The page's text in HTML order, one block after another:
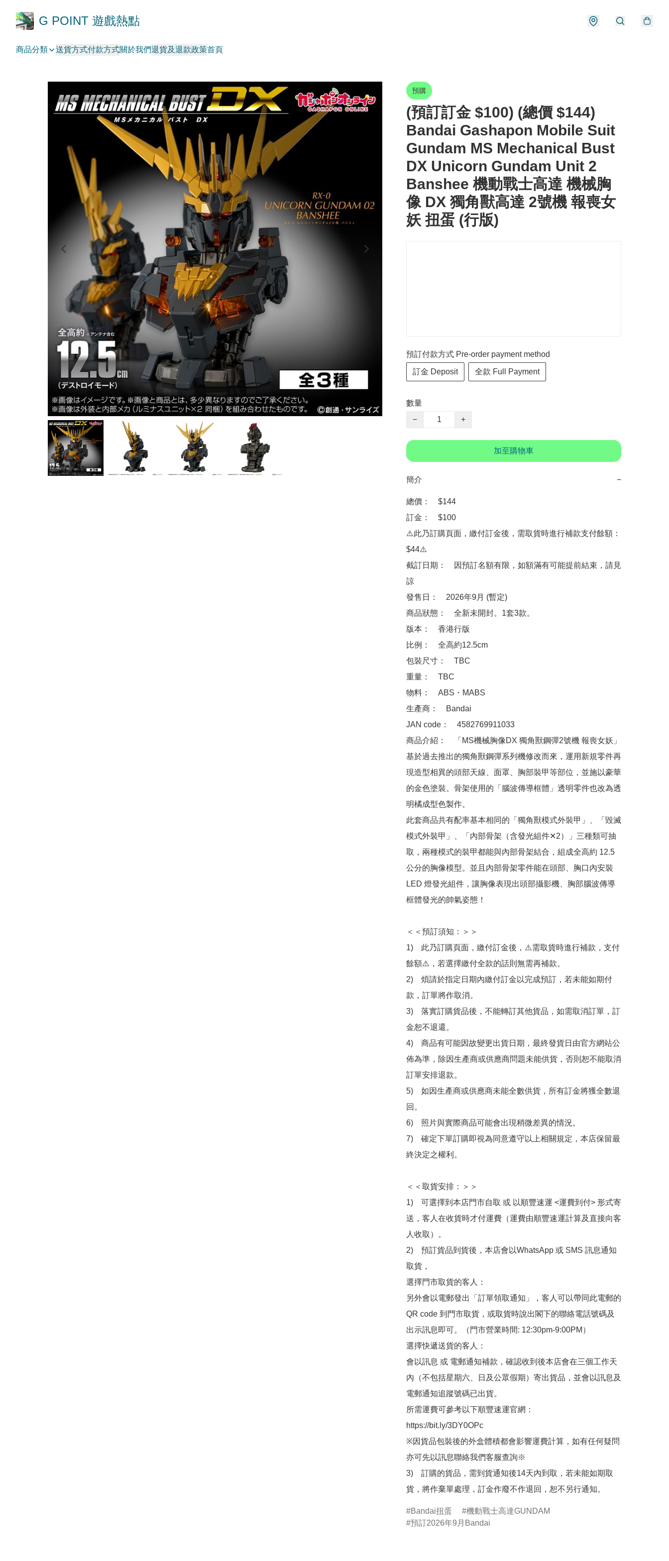
G POINT 遊戲熱點
商品分類 送貨方式付款方式關於我們退貨及退款政策首頁
預購
(預訂訂金 $100) (總價 $144)
Bandai Gashapon Mobile Suit
Gundam MS Mechanical Bust
DX Unicorn Gundam Unit 2
Banshee 機動戰士高達 機械胸
像 DX 獨角獸高達 2號機 報喪女
妖 扭蛋 (行版)
預訂付款方式 Pre-order payment method
訂金 Deposit 全款 Full Payment
數量
−
+
加至購物車
簡介 −
總價：　$144
訂金：　$100
⚠️此乃訂購頁面，繳付訂金後，需取貨時進行補款支付餘額：
$44⚠️
截訂日期：　因預訂名額有限，如額滿有可能提前結束，請見
諒
發售日：　2026年9月 (暫定)
商品狀態：　全新未開封。1套3款。
版本：　香港行版
比例：　全高約12.5cm
包裝尺寸：　TBC
重量：　TBC
物料：　ABS・MABS
生產商：　Bandai
JAN code：　4582769911033
商品介紹：　「MS機械胸像DX 獨角獸鋼彈2號機 報喪女妖」
基於過去推出的獨角獸鋼彈系列機修改而來，運用新規零件再
現造型相異的頭部天線、面罩、胸部裝甲等部位，並施以豪華
的金色塗裝。骨架使用的「腦波傳導框體」透明零件也改為透
明橘成型色製作。
此套商品共有配率基本相同的「獨角獸模式外裝甲」、「毀滅
模式外裝甲」、「內部骨架（含發光組件✕2）」三種類可抽
取，兩種模式的裝甲都能與內部骨架結合，組成全高約 12.5
公分的胸像模型。並且內部骨架零件能在頭部、胸口內安裝
LED 燈發光組件，讓胸像表現出頭部攝影機、胸部腦波傳導
框體發光的帥氣姿態！
＜＜預訂須知：＞＞
1)　此乃訂購頁面，繳付訂金後，⚠️需取貨時進行補款，支付
餘額⚠️，若選擇繳付全款的話則無需再補款。
2)　煩請於指定日期內繳付訂金以完成預訂，若未能如期付
款，訂單將作取消。
3)　落實訂購貨品後，不能轉訂其他貨品，如需取消訂單，訂
金恕不退還。
4)　商品有可能因故變更出貨日期，最終發貨日由官方網站公
佈為準，除因生產商或供應商問題未能供貨，否則恕不能取消
訂單安排退款。
5)　如因生產商或供應商未能全數供貨，所有訂金將獲全數退
回。
6)　照片與實際商品可能會出現稍微差異的情況。
7)　確定下單訂購即視為同意遵守以上相關規定，本店保留最
終決定之權利。
＜＜取貨安排：＞＞
1)　可選擇到本店門市自取 或 以順豐速運 <運費到付> 形式寄
送，客人在收貨時才付運費（運費由順豐速運計算及直接向客
人收取）。
2)　預訂貨品到貨後，本店會以WhatsApp 或 SMS 訊息通知
取貨，
選擇門市取貨的客人：
另外會以電郵發出「訂單領取通知」，客人可以帶同此電郵的
QR code 到門市取貨，或取貨時說出閣下的聯絡電話號碼及
出示訊息即可。（門市營業時間: 12:30pm-9:00PM）
選擇快遞送貨的客人：
會以訊息 或 電郵通知補款，確認收到後本店會在三個工作天
內（不包括星期六、日及公眾假期）寄出貨品，並會以訊息及
電郵通知追蹤號碼已出貨。
所需運費可參考以下順豐速運官網：
https://bit.ly/3DY0OPc
※因貨品包裝後的外盒體積都會影響運費計算，如有任何疑問
亦可先以訊息聯絡我們客服查詢※
3)　訂購的貨品，需到貨通知後14天內到取，若未能如期取
貨，將作棄單處理，訂金作廢不作退回，恕不另行通知。
Bandai扭蛋
機動戰士高達GUNDAM
預訂2026年9月Bandai